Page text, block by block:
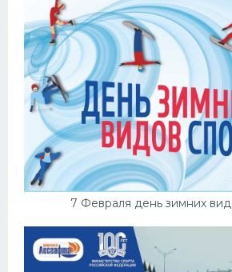
7 Февраля день зимних